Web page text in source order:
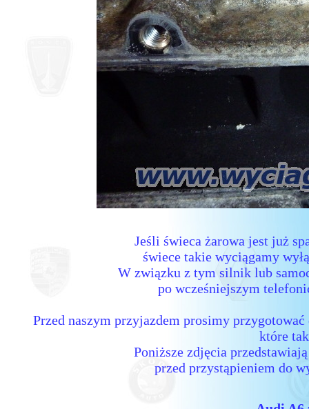
Jeśli świeca żarowa jest już
świece takie wyciągamy
W związku z tym silnik lub
po wcześniejszym
Przed naszym przyjazdem prosimy
które
Poniższe zdjęcia
przed przystąpieniem do